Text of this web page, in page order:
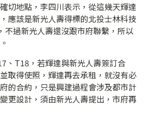
切地點，李四川表示，從這幾天輝達
應該是新光人壽得標的北投士林科技
不過新光人壽還沒跟市府聯繫，所以
、T18，若輝達與新光人壽簽訂合
取得使照，輝達再去承租，就沒有必
的合約，只是興建過程會涉及都市計
更設計，須由新光人壽提出，市府再